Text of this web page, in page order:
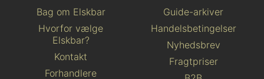
Bag om Elskbar
Hvorfor vælge
Elskbar?
Kontakt
Forhandlere
Guide-arkiver
Handelsbetingelser
Nyhedsbrev
Fragtpriser